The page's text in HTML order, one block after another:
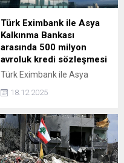
Türk Eximbank ile Asya
Kalkınma Bankası
arasında 500 milyon
avroluk kredi sözleşmesi
Türk Eximbank ile Asya
Kalkınma Bankası arasında
500 milyon avro tutarında
sözleşmesi imzalandı
18.12.2025